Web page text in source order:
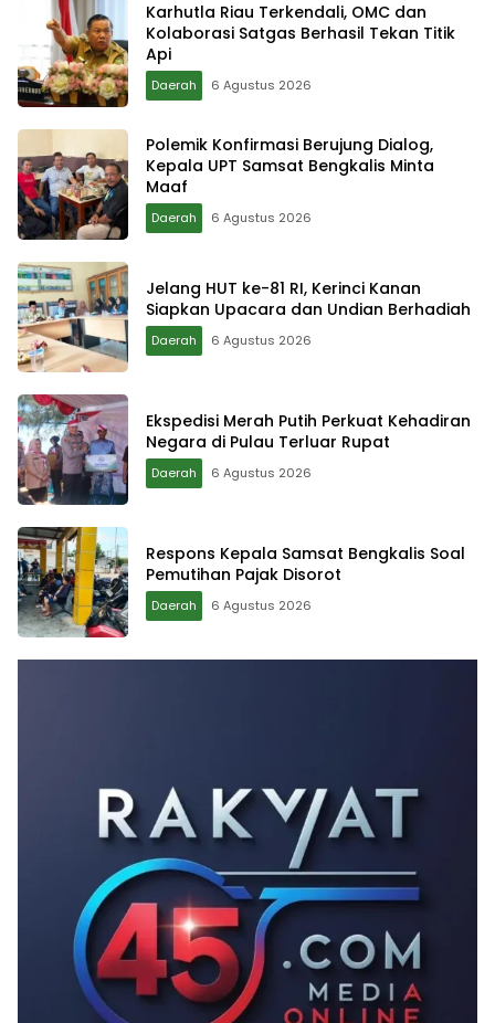
Karhutla Riau Terkendali, OMC dan
Kolaborasi Satgas Berhasil Tekan Titik
Api
Daerah 6 Agustus 2026
Polemik Konfirmasi Berujung Dialog,
Kepala UPT Samsat Bengkalis Minta
Maaf
Daerah 6 Agustus 2026
Jelang HUT ke-81 RI, Kerinci Kanan
Siapkan Upacara dan Undian Berhadiah
Daerah 6 Agustus 2026
Ekspedisi Merah Putih Perkuat Kehadiran
Negara di Pulau Terluar Rupat
Daerah 6 Agustus 2026
Respons Kepala Samsat Bengkalis Soal
Pemutihan Pajak Disorot
Daerah 6 Agustus 2026